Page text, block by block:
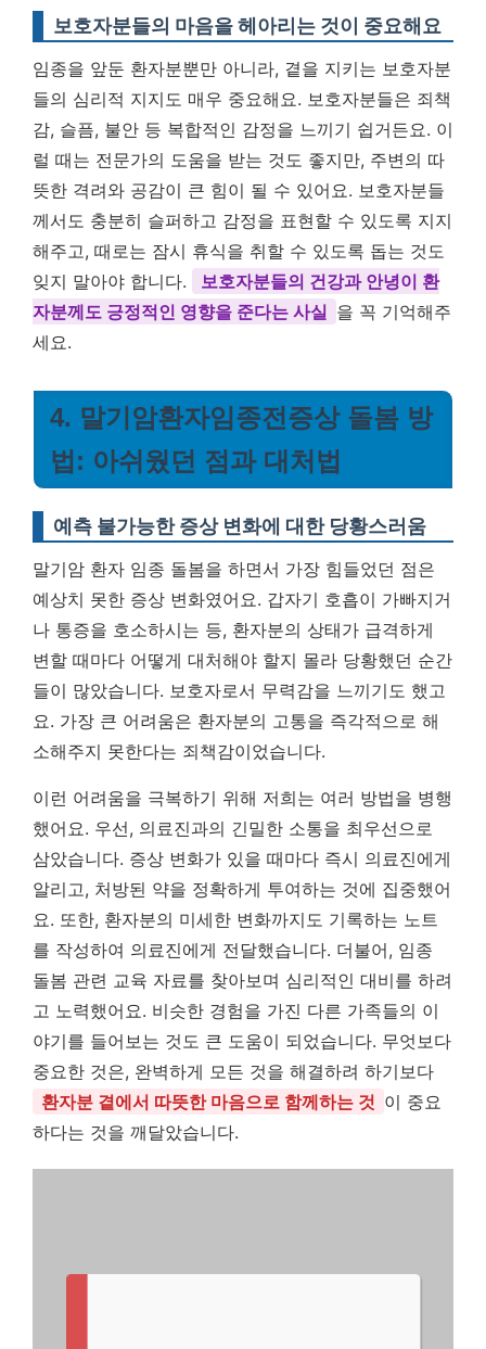
보호자분들의 마음을 헤아리는 것이 중요해요
임종을 앞둔 환자분뿐만 아니라, 곁을 지키는 보호자분
들의 심리적 지지도 매우 중요해요. 보호자분들은 죄책
감, 슬픔, 불안 등 복합적인 감정을 느끼기 쉽거든요. 이
럴 때는 전문가의 도움을 받는 것도 좋지만, 주변의 따
뜻한 격려와 공감이 큰 힘이 될 수 있어요. 보호자분들
께서도 충분히 슬퍼하고 감정을 표현할 수 있도록 지지
해주고, 때로는 잠시 휴식을 취할 수 있도록 돕는 것도
잊지 말아야 합니다.
보호자분들의 건강과 안녕이 환
자분께도 긍정적인 영향을 준다는 사실 을 꼭 기억해주
세요.
4. 말기암환자임종전증상 돌봄 방
법: 아쉬웠던 점과 대처법
예측 불가능한 증상 변화에 대한 당황스러움
말기암 환자 임종 돌봄을 하면서 가장 힘들었던 점은
예상치 못한 증상 변화였어요. 갑자기 호흡이 가빠지거
나 통증을 호소하시는 등, 환자분의 상태가 급격하게
변할 때마다 어떻게 대처해야 할지 몰라 당황했던 순간
들이 많았습니다. 보호자로서 무력감을 느끼기도 했고
요. 가장 큰 어려움은 환자분의 고통을 즉각적으로 해
소해주지 못한다는 죄책감이었습니다.
이런 어려움을 극복하기 위해 저희는 여러 방법을 병행
했어요. 우선, 의료진과의 긴밀한 소통을 최우선으로
삼았습니다. 증상 변화가 있을 때마다 즉시 의료진에게
알리고, 처방된 약을 정확하게 투여하는 것에 집중했어
요. 또한, 환자분의 미세한 변화까지도 기록하는 노트
를 작성하여 의료진에게 전달했습니다. 더불어, 임종
돌봄 관련 교육 자료를 찾아보며 심리적인 대비를 하려
고 노력했어요. 비슷한 경험을 가진 다른 가족들의 이
야기를 들어보는 것도 큰 도움이 되었습니다. 무엇보다
중요한 것은, 완벽하게 모든 것을 해결하려 하기보다
환자분 곁에서 따뜻한 마음으로 함께하는 것 이 중요
하다는 것을 깨달았습니다.